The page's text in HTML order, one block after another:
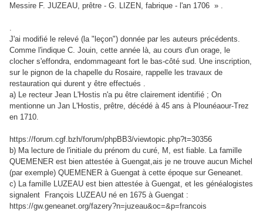
Messire F. JUZEAU, prêtre - G. LIZEN, fabrique - l'an 1706 » .
J'ai modifié le relevé (la "leçon") donnée par les auteurs précédents.
Comme l'indique C. Jouin, cette année là, au cours d'un orage, le
clocher s'effondra, endommageant fort le bas-côté sud. Une inscription,
sur le pignon de la chapelle du Rosaire, rappelle les travaux de
restauration qui durent y être effectués .
a) Le recteur Jean L'Hostis n'a pu être clairement identifié ; On
mentionne un Jan L'Hostis, prêtre, décédé à 45 ans à Plounéaour-Trez
en 1710.
https://forum.cgf.bzh/forum/phpBB3/viewtopic.php?t=30356
b) Ma lecture de l'initiale du prénom du curé, M, est fiable. La famille
QUEMENER est bien attestée à Guengat, ais je ne trouve aucun Michel
(par exemple) QUEMENER à Guengat à cette époque sur Geneanet.
c) La famille LUZEAU est bien attestée à Guengat, et les généalogistes
signalent François LUZEAU né en 1675 à Guengat :
https://gw.geneanet.org/fazery?n=juzeau&oc=&p=francois